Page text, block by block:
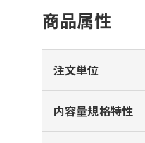
商品属性
注文単位
内容量規格特性